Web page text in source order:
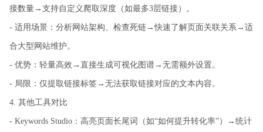
接数量→支持自定义爬取深度（如最多3层链接）。
- 适用场景：分析网站架构、检查死链→快速了解页面关联关系→适
合大型网站维护。
- 优势：轻量高效→直接生成可视化图谱→无需额外设置。
- 局限：仅提取链接标签→无法获取链接对应的文本内容。
4. 其他工具对比
- Keywords Studio：高亮页面长尾词（如“如何提升转化率”）→统计